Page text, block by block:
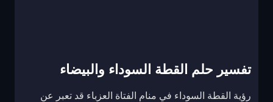
تفسير حلم القطة السوداء والبيضاء
رؤية القطة السوداء في منام الفتاة العزباء قد تعبر عن